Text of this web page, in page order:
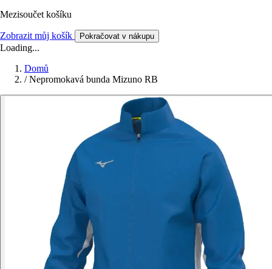
Mezisoučet košíku
Zobrazit můj košík Pokračovat v nákupu
Loading...
Domů
/ Nepromokavá bunda Mizuno RB